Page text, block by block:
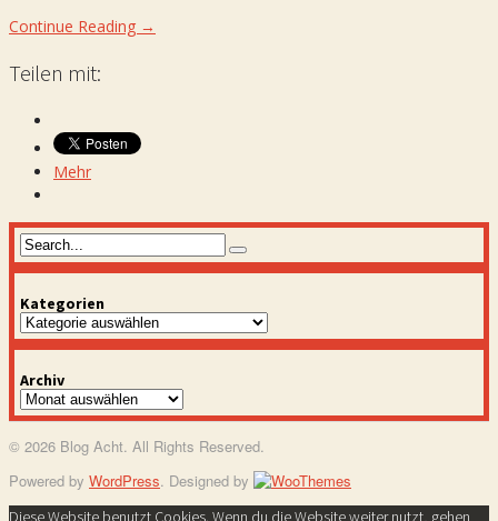
Continue Reading →
Teilen mit:
Mehr
Kategorien
Kategorien
Archiv
Archiv
© 2026 Blog Acht. All Rights Reserved.
Powered by WordPress. Designed by
Diese Website benutzt Cookies. Wenn du die Website weiter nutzt, gehen